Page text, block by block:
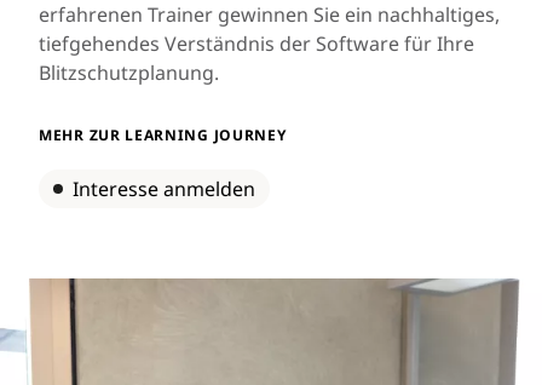
erfahrenen Trainer gewinnen Sie ein nachhaltiges,
tiefgehendes Verständnis der Software für Ihre
Blitzschutzplanung.
MEHR ZUR LEARNING JOURNEY
Interesse anmelden